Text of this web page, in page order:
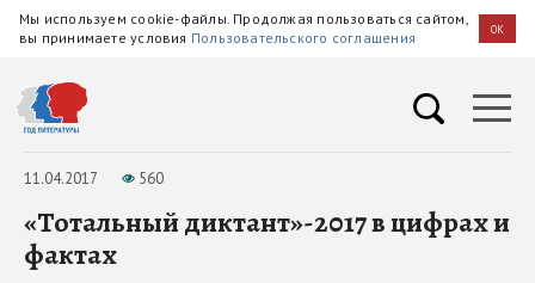
Мы используем cookie-файлы. Продолжая пользоваться сайтом,
вы принимаете условия Пользовательского соглашения OK
11.04.2017 560
«Тотальный диктант»-2017 в цифрах и
фактах